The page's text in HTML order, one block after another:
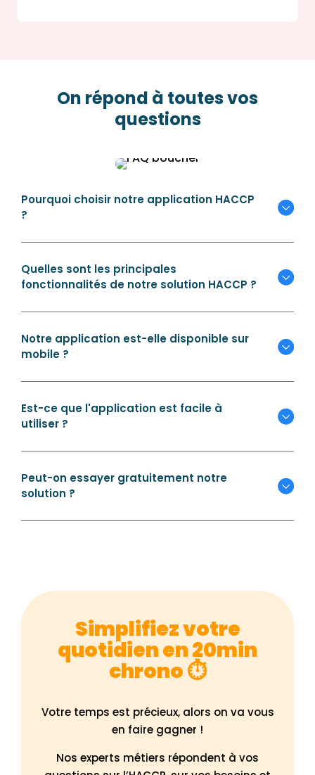
simples, claires et faciles à comprendre, ce qui a
grandement facilité mon apprentissage.
rendu la formation très enrichissante et efficace.
personne souhaitant bénéficier d’un
!
On répond à toutes vos
questions
Pourquoi choisir notre application HACCP
?
Quelles sont les principales
fonctionnalités de notre solution HACCP ?
Notre application est-elle disponible sur
mobile ?
Est-ce que l'application est facile à
utiliser ?
Peut-on essayer gratuitement notre
solution ?
Simplifiez votre
quotidien en 20min
chrono ⏱️
Votre temps est précieux, alors on va vous
en faire gagner !
Nos experts métiers répondent à vos